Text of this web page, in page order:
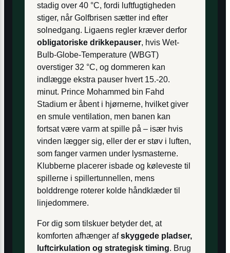
stadig over 40 °C, fordi luftfugtigheden
stiger, når Golfbrisen sætter ind efter
solnedgang. Ligaens regler kræver derfor
obligatoriske drikkepauser, hvis Wet-
Bulb-Globe-Temperature (WBGT)
overstiger 32 °C, og dommeren kan
indlægge ekstra pauser hvert 15.-20.
minut. Prince Mohammed bin Fahd
Stadium er åbent i hjørnerne, hvilket giver
en smule ventilation, men banen kan
fortsat være varm at spille på – især hvis
vinden lægger sig, eller der er støv i luften,
som fanger varmen under lysmasterne.
Klubberne placerer isbade og køle­veste til
spillerne i spillertunnellen, mens
bolddrenge roterer kolde håndklæder til
linjedommere.
For dig som tilskuer betyder det, at
komforten afhænger afskyggede pladser,
luftcirkulation og strategisk timing. Brug